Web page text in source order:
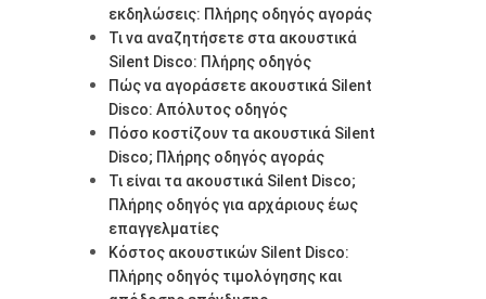
εκδηλώσεις: Πλήρης οδηγός αγοράς
Τι να αναζητήσετε στα ακουστικά
Silent Disco: Πλήρης οδηγός
Πώς να αγοράσετε ακουστικά Silent
Disco: Απόλυτος οδηγός
Πόσο κοστίζουν τα ακουστικά Silent
Disco; Πλήρης οδηγός αγοράς
Τι είναι τα ακουστικά Silent Disco;
Πλήρης οδηγός για αρχάριους έως
επαγγελματίες
Κόστος ακουστικών Silent Disco:
Πλήρης οδηγός τιμολόγησης και